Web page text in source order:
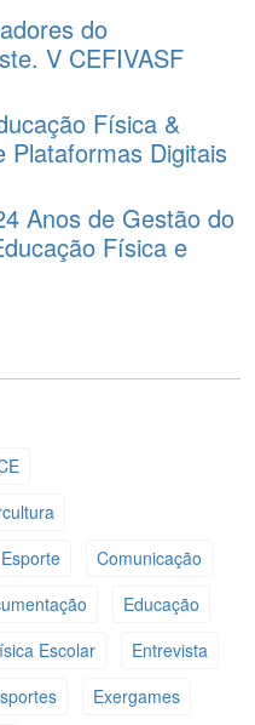
do
V CEFIVASF
Física &
Plataformas Digitais
Anos de Gestão do
Física e
Comunicação
Educação
Escolar
Entrevista
Exergames